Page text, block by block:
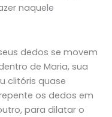
naquele
dedos se movem
de Maria, sua
clitóris quase
os dedos em
para dilatar o